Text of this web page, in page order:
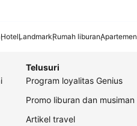
HotelLandmarkRumah liburanApartemen
Telusuri
Program loyalitas Genius
Promo liburan dan musiman
Artikel travel